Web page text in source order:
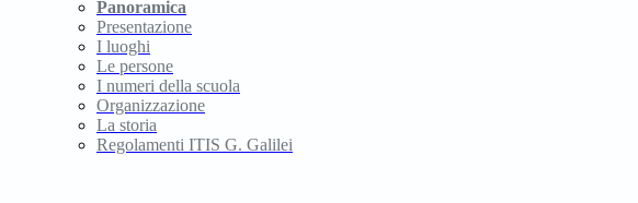
Panoramica
Presentazione
I luoghi
Le persone
I numeri della scuola
Organizzazione
La storia
Regolamenti ITIS G. Galilei